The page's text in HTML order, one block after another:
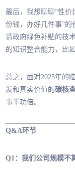
最后，我想聊聊“性
份钱，办好几件事”
请政府绿色补贴的技
的知识整合能力，比
总之，面对2025年的
发和真实价值的碳核
事半功倍。
Q&A环节
Q1：我们公司规模不